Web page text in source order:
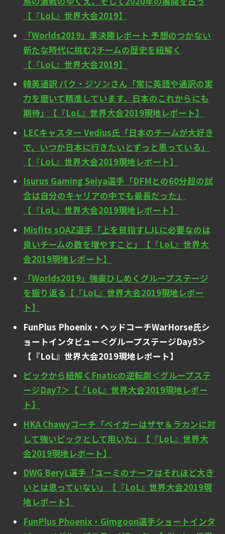
【『LoL』世界大会2019】
「Worlds2019」準決勝レポート 予想のつかない
新たな時代に挑む2チームの歴史を紐解く
【『LoL』世界大会2019】
韓英通訳 パク・ジソンさん「常に英語や通訳の実
力を磨いて精進しています。日本のこれからにも
期待」【『LoL』世界大会2019現地レポート】
LECキャスター Vedius氏「日本のチームが大好き
で、いつか日本に行きたいとずっと思っている」
【『LoL』世界大会2019現地レポート】
Isurus Gaming Seiya選手「DFMとの60分超の試
合は自分のキャリアの中でも最長だった」
【『LoL』世界大会2019現地レポート】
Misfits sOAZ選手「上を目指すLJLに必要なのは
良いチームの数を増やすこと」【『LoL』世界大
会2019現地レポート】
「Worlds2019」強豪ひしめくグループステージ
を振り返る【『LoL』世界大会2019現地レポー
ト】
FunPlus Phoenix・ヘッドコーチWarHorse氏シ
ョートインタビュー＜グループステージDay5＞
【『LoL』世界大会2019現地レポート】
ピックから紐解くFnaticの逆転劇＜グループステ
ージDay7＞【『LoL』世界大会2019現地レポー
ト】
HKA Chawyコーチ「ベイガーはザヤ＆ラカンに対
して強いピックとして用いた」【『LoL』世界大
会2019現地レポート】
DWG BeryL選手「ユーミのナーフはそれほど大き
いとは思っていない」【『LoL』世界大会2019現
地レポート】
FunPlus Phoenix・Gimgoon選手ショートインタ